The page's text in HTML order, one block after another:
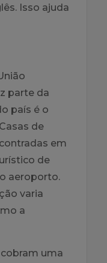
Isso ajuda
parte da
país é o
de
em
de
aeroporto.
varia
a
uma